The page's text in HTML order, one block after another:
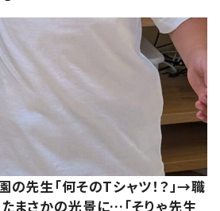
先生「何そのTシャツ！？」→職
まさかの光景に…「そりゃ先生